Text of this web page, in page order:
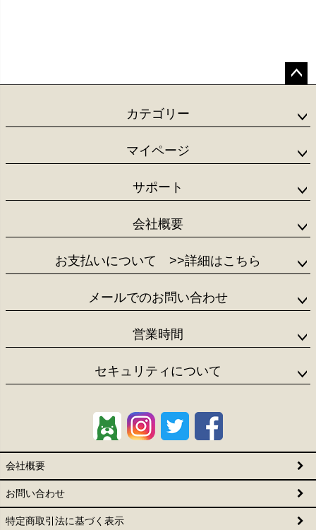
ップ
カテゴリー
マイページ
サポート
会社概要
お支払いについて >>詳細はこちら
メールでのお問い合わせ
営業時間
セキュリティについて
会社概要
お問い合わせ
特定商取引法に基づく表示